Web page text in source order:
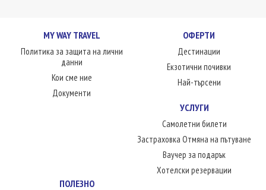
НОВА ГОДИНА
ПЪТУВАЙТЕ С ДЕЦА
ЛЮБОПИТНО
MY WAY TRAVEL
Политика за защита на лични
данни
Кои сме ние
Документи
ОФЕРТИ
Дестинации
Екзотични почивки
Най-търсени
УСЛУГИ
Самолетни билети
Застраховка Отмяна на пътуване
Ваучер за подарък
Хотелски резервации
ПОЛЕЗНО